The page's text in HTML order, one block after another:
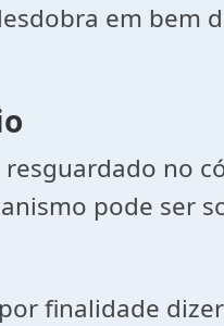
em
no
pode ser
dizer